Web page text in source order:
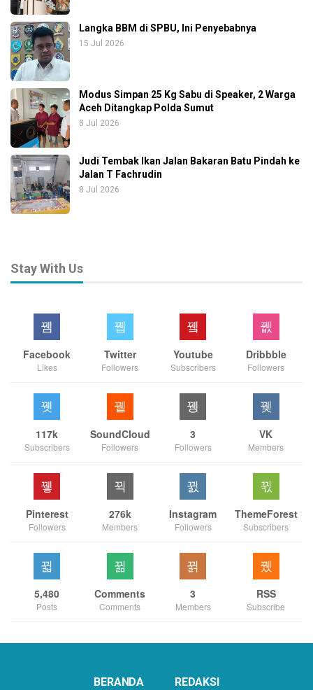
Langka BBM di SPBU, Ini Penyebabnya
15 Jul 2026
Modus Simpan 25 Kg Sabu di Speaker, 2 Warga
Aceh Ditangkap Polda Sumut
8 Jul 2026
Judi Tembak Ikan Jalan Bakaran Batu Pindah ke
Jalan T Fachrudin
8 Jul 2026
Stay With Us
Facebook
Likes
Twitter
Followers
Youtube
Subscribers
Dribbble
Followers
117k
Subscribers
SoundCloud
Followers
3
Followers
VK
Members
Pinterest
Followers
276k
Members
Instagram
Followers
ThemeForest
Subscribers
5,480
Posts
Comments
Comments
3
Members
RSS
Subscribe
BERANDA REDAKSI